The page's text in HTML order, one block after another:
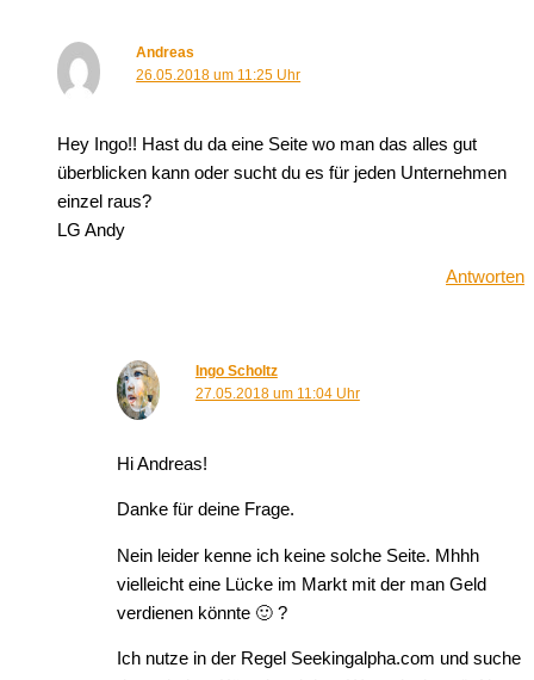
Andreas
26.05.2018 um 11:25 Uhr
Hey Ingo!! Hast du da eine Seite wo man das alles gut
überblicken kann oder sucht du es für jeden Unternehmen
einzel raus?
LG Andy
Antworten
Ingo Scholtz
27.05.2018 um 11:04 Uhr
Hi Andreas!
Danke für deine Frage.
Nein leider kenne ich keine solche Seite. Mhhh
vielleicht eine Lücke im Markt mit der man Geld
verdienen könnte 🙂 ?
Ich nutze in der Regel Seekingalpha.com und suche